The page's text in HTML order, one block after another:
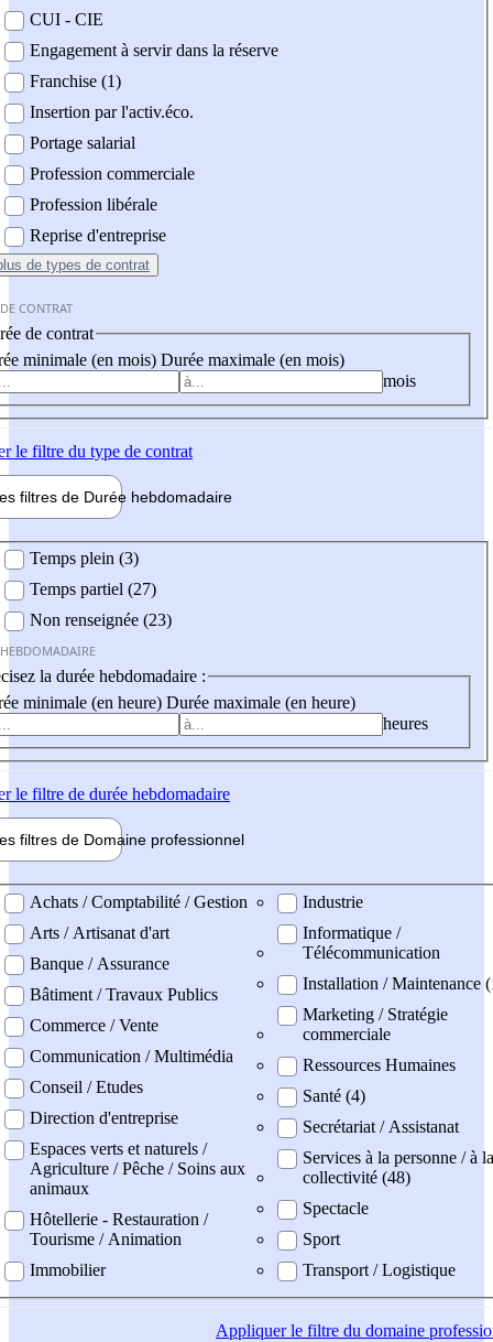
CUI - CIE
Engagement à servir dans la réserve
Franchise (1)
Insertion par l'activ.éco.
Portage salarial
Profession commerciale
Profession libérale
Reprise d'entreprise
de types de contrat
CONTRAT
de contrat
minimale (en mois) Durée maximale (en mois)
mois
le filtre du type de contrat
filtres de Durée hebdomadaire
Temps plein (3)
Temps partiel (27)
Non renseignée (23)
la durée hebdomadaire :
minimale (en heure) Durée maximale (en heure)
heures
le filtre de durée hebdomadaire
filtres de Domaine professionnel
professionel
Achats / Comptabilité / Gestion
Arts / Artisanat d'art
Banque / Assurance
Bâtiment / Travaux Publics
Commerce / Vente
Communication / Multimédia
Conseil / Etudes
Direction d'entreprise
Espaces verts et naturels /
Agriculture / Pêche / Soins aux
animaux
Hôtellerie - Restauration /
Tourisme / Animation
Immobilier
Industrie
Informatique /
Télécommunication
Installation / Maintenance
Marketing / Stratégie
commerciale
Ressources Humaines
Santé (4)
Secrétariat / Assistanat
Services à la personne / à la
collectivité (48)
Spectacle
Sport
Transport / Logistique
Appliquerle filtre du domaine